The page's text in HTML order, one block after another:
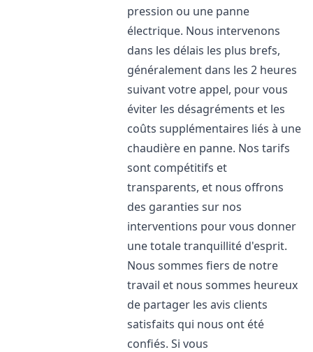
pression ou une panne
électrique. Nous intervenons
dans les délais les plus brefs,
généralement dans les 2 heures
suivant votre appel, pour vous
éviter les désagréments et les
coûts supplémentaires liés à une
chaudière en panne. Nos tarifs
sont compétitifs et
transparents, et nous offrons
des garanties sur nos
interventions pour vous donner
une totale tranquillité d'esprit.
Nous sommes fiers de notre
travail et nous sommes heureux
de partager les avis clients
satisfaits qui nous ont été
confiés. Si vous